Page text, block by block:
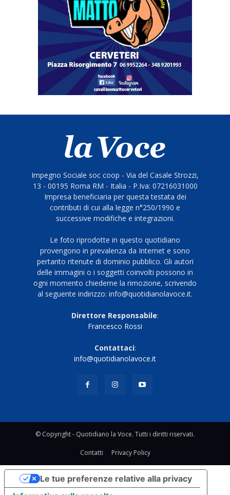
Impegno Sociale soc coop - Via del Casale Strozzi,
13 - 00195 Roma RM - Italia - P.Iva: 07216031000
Impresa beneficiaria per questa testata dei
contributi di cui alla legge n°250/1990 e
successive modifiche e integrazioni.
Le foto riprodotte in questo quotidiano
provengono in prevalenza da Internet e sono
pertanto ritenute di dominio pubblico. Gli autori
delle immagini o i soggetti coinvolti possono in
ogni momento chiederne la rimozione, scrivendo
al seguente indirizzo: info@quotidianolavoce.it.
Direttore Responsabile:
Francesco Rossi
Contattaci:
info@quotidianolavoce.it
© Copyright - Quotidiano la Voce. Tutti i diritti riservati.
Contatti Privacy Policy
Le tue preferenze relative alla privacy